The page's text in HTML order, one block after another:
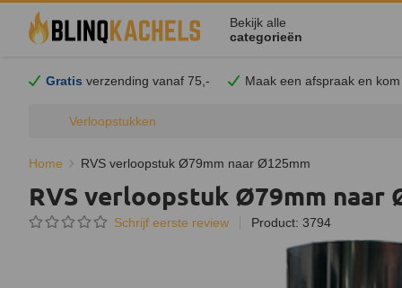
Bekijk alle
categorieën
Gratis verzending vanaf 75,- Maak een afspraak en kom
Verloopstukken
Home RVS verloopstuk Ø79mm naar Ø125mm
RVS verloopstuk Ø79mm naar
Schrijf eerste review Product: 3794